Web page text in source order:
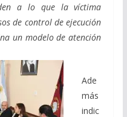
a lo que la víctima
de control de ejecución
un modelo de atención
Ade
más
indic